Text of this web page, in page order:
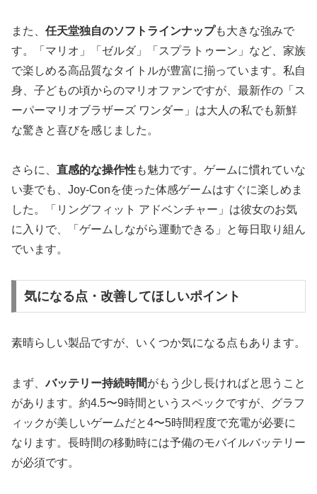
また、 任天堂独自のソフトラインナップも大きな強みで
す。「マリオ」「ゼルダ」「スプラトゥーン」など、家族
で楽しめる高品質なタイトルが豊富に揃っています。私自
身、子どもの頃からのマリオファンですが、最新作の「ス
ーパーマリオブラザーズ ワンダー」は大人の私でも新鮮
な驚きと喜びを感じました。
さらに、 直感的な操作性も魅力です。ゲームに慣れていな
い妻でも、Joy-Conを使った体感ゲームはすぐに楽しめま
した。「リングフィット アドベンチャー」は彼女のお気
に入りで、「ゲームしながら運動できる」と毎日取り組ん
でいます。
気になる点・改善してほしいポイント
素晴らしい製品ですが、いくつか気になる点もあります。
まず、バッテリー持続時間がもう少し長ければと思うこと
があります。約4.5〜9時間というスペックですが、グラフ
ィックが美しいゲームだと4〜5時間程度で充電が必要に
なります。長時間の移動時には予備のモバイルバッテリー
が必須です。